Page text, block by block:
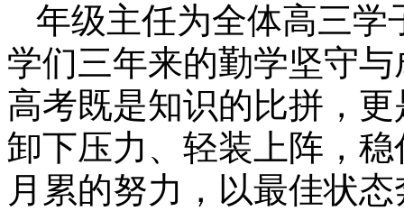
年级主任为全体高三学
学们三年来的勤学坚守
高考既是知识的比拼，
卸下压力、轻装上阵，
月累的努力，以最佳状